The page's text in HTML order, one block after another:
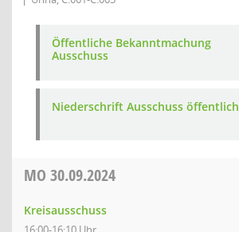
Öffentliche Bekanntmachung
Ausschuss
Niederschrift Ausschuss öffentlich
MO 30.09.2024
Kreisausschuss